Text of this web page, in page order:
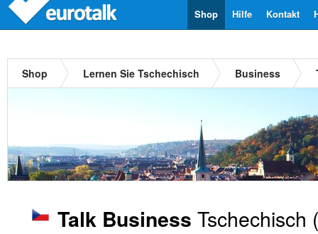
Kontakt
Hilfe
Shop
Shop Lernen Sie Tschechisch Business
Talk Business Tschechisch